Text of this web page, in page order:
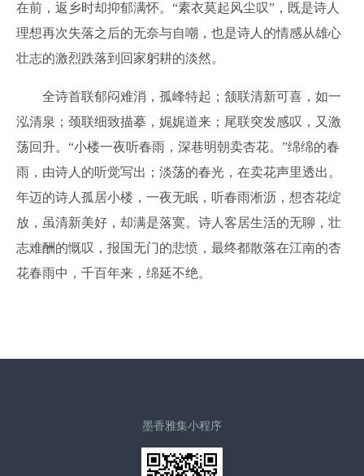
在前，返乡时却抑郁满怀。“素衣莫起风尘叹”，既是诗人
理想再次失落之后的无奈与自嘲，也是诗人的情感从雄心
壮志的激烈跌落到回家躬耕的淡然。
全诗首联郁闷难消，孤峰特起；颔联清新可喜，如一
泓清泉；颈联细致描摹，娓娓道来；尾联突发感叹，又激
荡回升。“小楼一夜听春雨，深巷明朝卖杏花。”绵绵的春
雨，由诗人的听觉写出；淡荡的春光，在卖花声里透出。
年迈的诗人孤居小楼，一夜无眠，听春雨淅沥，想杏花绽
放，虽清新美好，却满是落寞。诗人客居生活的无聊，壮
志难酬的慨叹，报国无门的悲愤，最终都散落在江南的杏
花春雨中，千百年来，绵延不绝。
墨香雅集小程序